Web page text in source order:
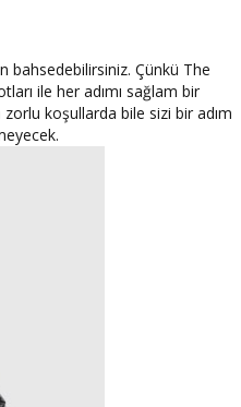
bahsedebilirsiniz. Çünkü The
ile her adımı sağlam bir
zorlu koşullarda bile sizi bir adım